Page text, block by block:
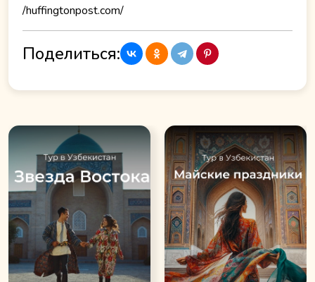
/huffingtonpost.com/
Поделиться: